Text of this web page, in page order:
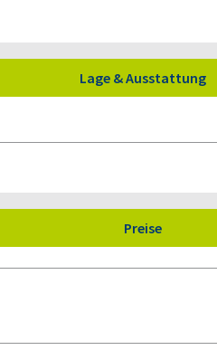
Lage & Ausstattung
Preise